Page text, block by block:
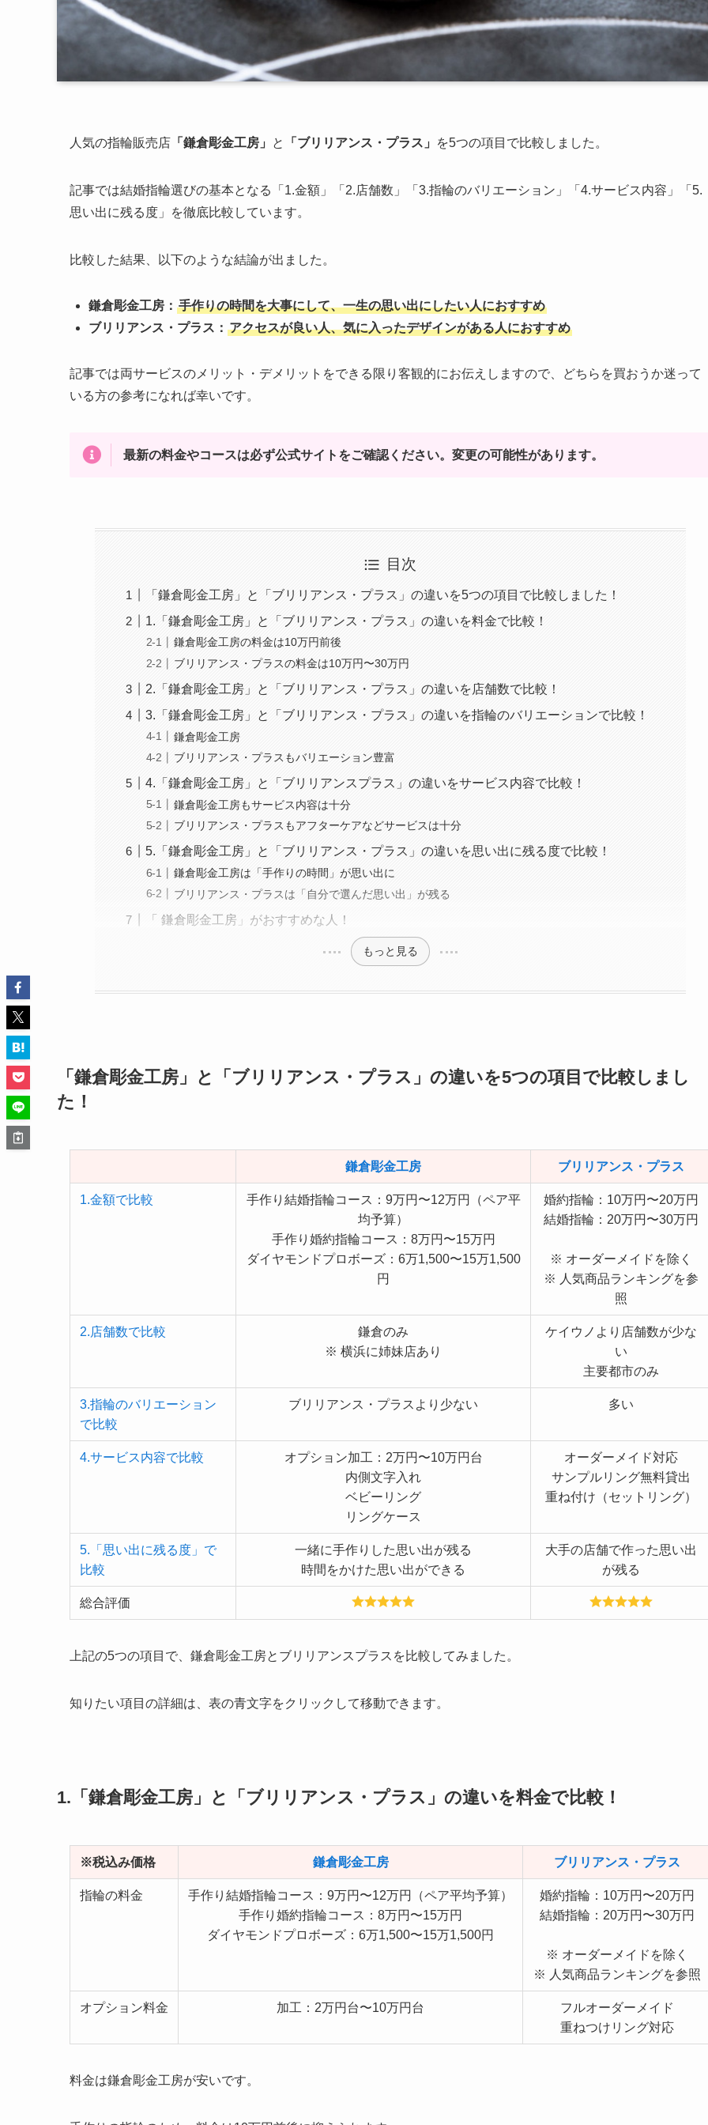
人気の指輪販売店 「鎌倉彫金工房」 と 「ブリリアンス・プラス」 を5つの項目で比較しました。
記事では結婚指輪選びの基本となる「1.金額」「2.店舗数」「3.指輪のバリエーション」「4.サービス内容」「5.
思い出に残る度」を徹底比較しています。
比較した結果、以下のような結論が出ました。
鎌倉彫金工房： 手作りの時間を大事にして、一生の思い出にしたい人におすすめ
ブリリアンス・プラス： アクセスが良い人、気に入ったデザインがある人におすすめ
記事では両サービスのメリット・デメリットをできる限り客観的にお伝えしますので、どちらを買おうか迷って
いる方の参考になれば幸いです。
最新の料金やコースは必ず公式サイトをご確認ください。変更の可能性があります。
目次
「鎌倉彫金工房」と「ブリリアンス・プラス」の違いを5つの項目で比較しました！
1.「鎌倉彫金工房」と「ブリリアンス・プラス」の違いを料金で比較！
鎌倉彫金工房の料金は10万円前後
ブリリアンス・プラスの料金は10万円〜30万円
2.「鎌倉彫金工房」と「ブリリアンス・プラス」の違いを店舗数で比較！
3.「鎌倉彫金工房」と「ブリリアンス・プラス」の違いを指輪のバリエーションで比較！
鎌倉彫金工房
ブリリアンス・プラスもバリエーション豊富
4.「鎌倉彫金工房」と「ブリリアンスプラス」の違いをサービス内容で比較！
鎌倉彫金工房もサービス内容は十分
ブリリアンス・プラスもアフターケアなどサービスは十分
5.「鎌倉彫金工房」と「ブリリアンス・プラス」の違いを思い出に残る度で比較！
鎌倉彫金工房は「手作りの時間」が思い出に
ブリリアンス・プラスは「自分で選んだ思い出」が残る
「 鎌倉彫金工房」がおすすめな人！
もっと見る
「鎌倉彫金工房」と「ブリリアンス・プラス」の違いを5つの項目で比較しまし
た！
鎌倉彫金工房 ブリリアンス・プラス
1.金額で比較
手作り結婚指輪コース：9万円〜12万円（ペア平
均予算）
手作り婚約指輪コース：8万円〜15万円
ダイヤモンドプロボーズ：6万1,500〜15万1,500
円
婚約指輪：10万円〜20万円
結婚指輪：20万円〜30万円
※ オーダーメイドを除く
※ 人気商品ランキングを参
照
2.店舗数で比較
鎌倉のみ
※ 横浜に姉妹店あり
ケイウノより店舗数が少な
い
主要都市のみ
3.指輪のバリエーション
で比較
ブリリアンス・プラスより少ない 多い
4.サービス内容で比較
オプション加工：2万円〜10万円台
内側文字入れ
ベビーリング
リングケース
オーダーメイド対応
サンプルリング無料貸出
重ね付け（セットリング）
5.「思い出に残る度」で
比較
一緒に手作りした思い出が残る
時間をかけた思い出ができる
大手の店舗で作った思い出
が残る
総合評価
上記の5つの項目で、鎌倉彫金工房とブリリアンスプラスを比較してみました。
知りたい項目の詳細は、表の青文字をクリックして移動できます。
1.「鎌倉彫金工房」と「ブリリアンス・プラス」の違いを料金で比較！
※税込み価格 鎌倉彫金工房 ブリリアンス・プラス
指輪の料金
手作り結婚指輪コース：9万円〜12万円（ペア平均予算）
手作り婚約指輪コース：8万円〜15万円
ダイヤモンドプロボーズ：6万1,500〜15万1,500円
婚約指輪：10万円〜20万円
結婚指輪：20万円〜30万円
※ オーダーメイドを除く
※ 人気商品ランキングを参照
オプション料金 加工：2万円台〜10万円台
フルオーダーメイド
重ねつけリング対応
料金は鎌倉彫金工房が安いです。